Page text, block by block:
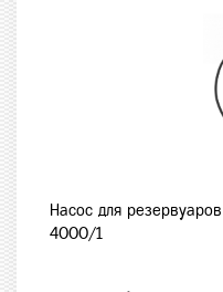
Насос для
4000/1